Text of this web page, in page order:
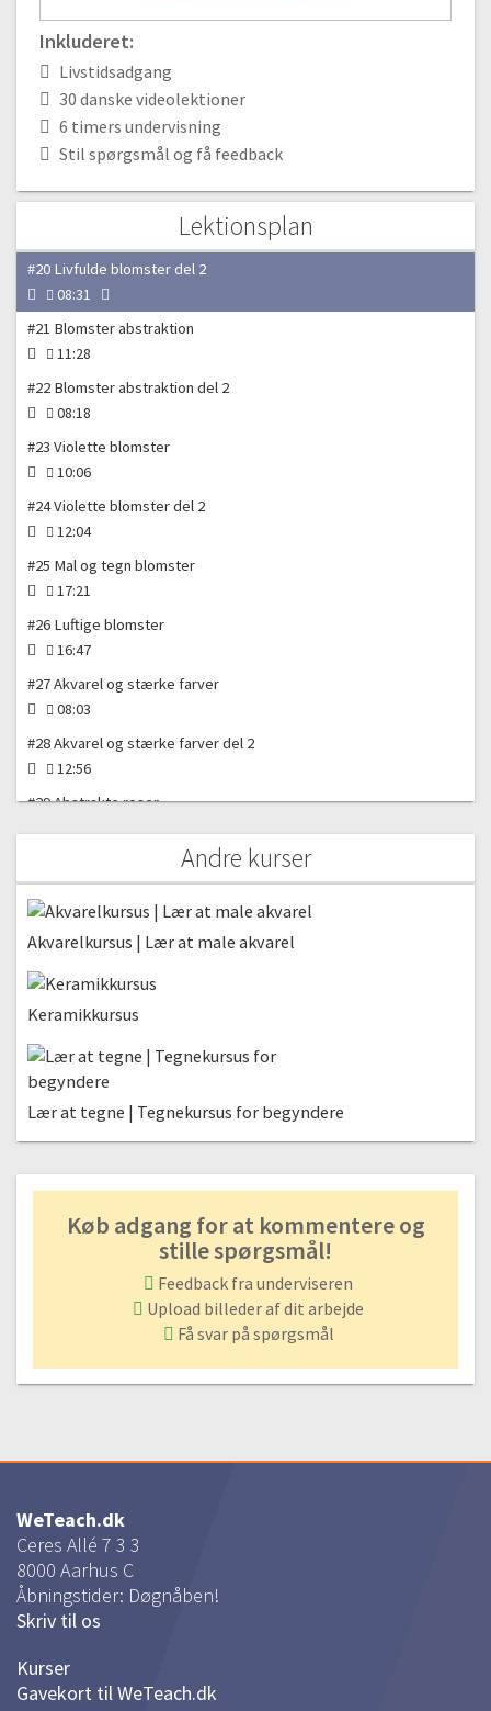
Inkluderet:
Livstidsadgang
30 danske videolektioner
6 timers undervisning
Stil spørgsmål og få feedback
Lektionsplan
#16 Impulsiv akvarelmaling
#17 Blomsterliv
#18 Blomsterliv del 2
#20 Livfulde blomster del 2
08:31
#21 Blomster abstraktion
11:28
#22 Blomster abstraktion del 2
08:18
#23 Violette blomster
10:06
#24 Violette blomster del 2
12:04
#25 Mal og tegn blomster
17:21
#26 Luftige blomster
16:47
#27 Akvarel og stærke farver
08:03
#28 Akvarel og stærke farver del 2
12:56
#29 Abstrakte roser
#30 Abstrakte roser del 2
06:29
Andre kurser
Akvarelkursus | Lær at male akvarel
Keramikkursus
Lær at tegne | Tegnekursus for begyndere
Køb adgang for at kommentere og
stille spørgsmål!
Feedback fra underviseren
Upload billeder af dit arbejde
Få svar på spørgsmål
WeTeach.dk
Ceres Allé 7 3 3
8000 Aarhus C
Åbningstider: Døgnåben!
Skriv til os
Kurser
Gavekort til WeTeach.dk